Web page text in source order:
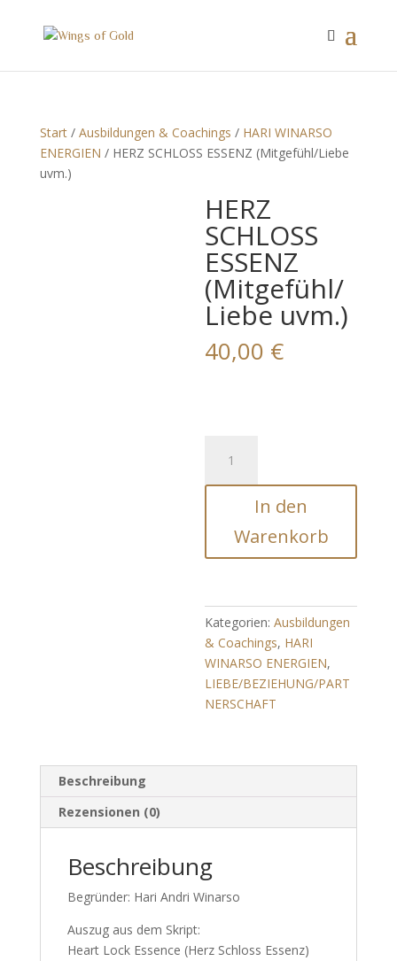
Start/ Ausbildungen & Coachings / HARI WINARSO
ENERGIEN / HERZ SCHLOSS ESSENZ (Mitgefühl/Liebe
uvm.)
HERZ
SCHLOSS
ESSENZ
(Mitgefühl/
Liebe uvm.)
40,00 €
SCHLOSS
ESSENZ
(Mitgefühl/Liebe
uvm.)
Menge
In den
Warenkorb
Kategorien:Ausbildungen
& Coachings, HARI
WINARSO ENERGIEN,
LIEBE/BEZIEHUNG/PART
NERSCHAFT
Beschreibung
Rezensionen (0)
Beschreibung
Begründer: Hari Andri Winarso
Auszug aus dem Skript:
Heart Lock Essence (Herz Schloss Essenz)